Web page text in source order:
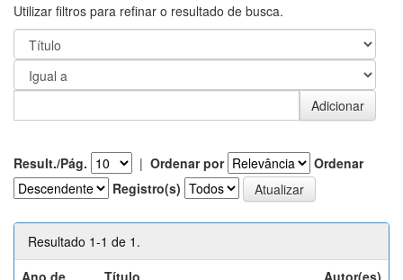
Utilizar filtros para refinar o resultado de busca.
Result./Pág. | Ordenar por
Ordenar
Registro(s)
Resultado 1-1 de 1.
Ano de
Título Autor(es)